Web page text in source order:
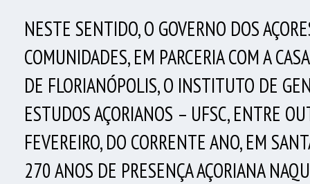
NESTE SENTIDO, O GOVERNO DOS
COMUNIDADES, EM PARCERIA COM A
DE FLORIANÓPOLIS, O INSTITUTO DE
ESTUDOS AÇORIANOS – UFSC, ENTRE
FEVEREIRO, DO CORRENTE ANO, EM
270 ANOS DE PRESENÇA AÇORIANA